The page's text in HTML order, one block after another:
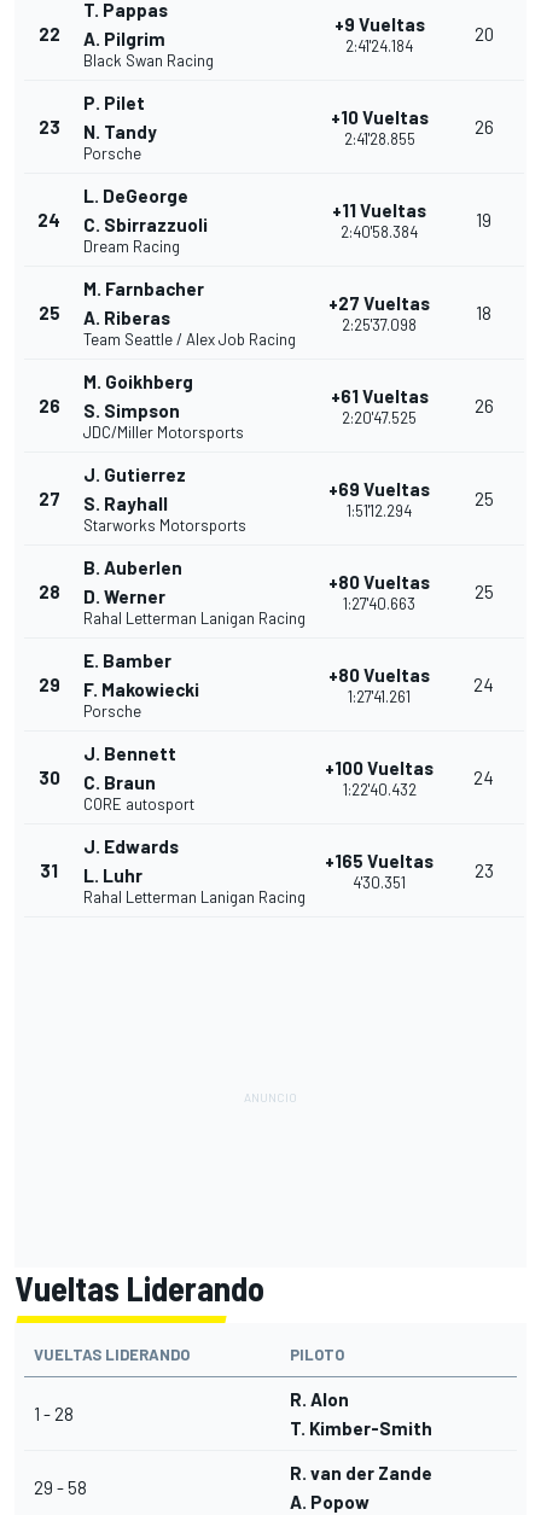
22
T. Pappas
A. Pilgrim
Black Swan Racing
+9 Vueltas
2:41'24.184
20
23
P. Pilet
N. Tandy
Porsche
+10 Vueltas
2:41'28.855
26
24
L. DeGeorge
C. Sbirrazzuoli
Dream Racing
+11 Vueltas
2:40'58.384
19
25
M. Farnbacher
A. Riberas
Team Seattle / Alex Job Racing
+27 Vueltas
2:25'37.098
18
26
M. Goikhberg
S. Simpson
JDC/Miller Motorsports
+61 Vueltas
2:20'47.525
26
27
J. Gutierrez
S. Rayhall
Starworks Motorsports
+69 Vueltas
1:51'12.294
25
28
B. Auberlen
D. Werner
Rahal Letterman Lanigan Racing
+80 Vueltas
1:27'40.663
25
29
E. Bamber
F. Makowiecki
Porsche
+80 Vueltas
1:27'41.261
24
30
J. Bennett
C. Braun
CORE autosport
+100 Vueltas
1:22'40.432
24
31
J. Edwards
L. Luhr
Rahal Letterman Lanigan Racing
+165 Vueltas
4'30.351
23
Vueltas Liderando
VUELTAS LIDERANDO PILOTO
1 - 28
R. Alon
T. Kimber-Smith
29 - 58
R. van der Zande
A. Popow